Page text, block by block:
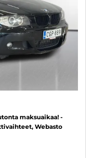
maksuaikaa! -
Webasto